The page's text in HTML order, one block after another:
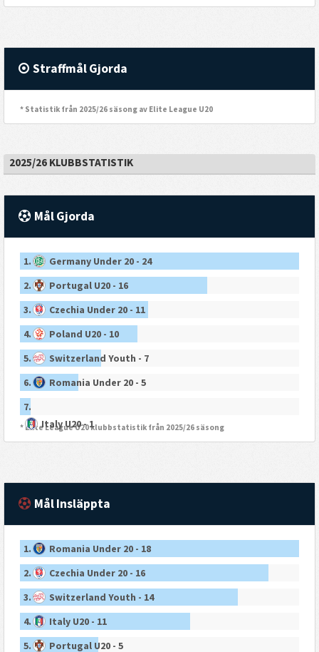
Straffmål Gjorda
* Statistik från 2025/26 säsong av Elite League U20
2025/26 KLUBBSTATISTIK
Mål Gjorda
1.
Germany Under 20 - 24
2.
Portugal U20 - 16
3.
Czechia Under 20 - 11
4.
Poland U20 - 10
5.
Switzerland Youth - 7
6.
Romania Under 20 - 5
7.
Italy U20 - 1
* Elite League U20 klubbstatistik från 2025/26 säsong
Mål Insläppta
1.
Romania Under 20 - 18
2.
Czechia Under 20 - 16
3.
Switzerland Youth - 14
4.
Italy U20 - 11
5.
Portugal U20 - 5